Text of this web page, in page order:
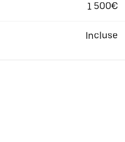
1 500€
Incluse